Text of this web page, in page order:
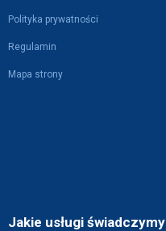
Polityka prywatności
Regulamin
Mapa strony
Jakie usługi świadczymy